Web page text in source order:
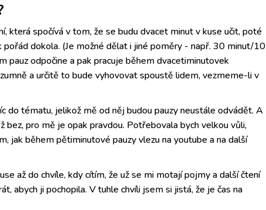
která spočívá v tom, že se budu dvacet minut v kuse učit, poté
dokola. (Je možné dělat i jiné poměry - např. 30 minut/10
pauz odpočine a pak pracuje během dvacetiminutovek
a určitě to bude vyhovovat spoustě lidem, vezmeme-li v
do tématu, jelikož mě od něj budou pauzy neustále odvádět. A
bez, pro mě je opak pravdou. Potřebovala bych velkou vůli,
jak během pětiminutové pauzy vlezu na youtube a na další
až do chvíle, kdy cítím, že už se mi motají pojmy a další čtení
abych ji pochopila. V tuhle chvíli jsem si jistá, že je čas na